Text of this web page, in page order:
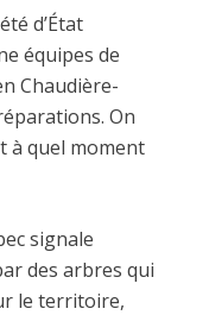
d’État
équipes de
Chaudière-
On
à quel moment
signale
des arbres qui
le territoire,